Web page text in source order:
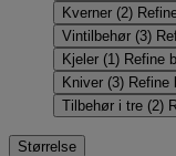
Kverner (2)
Vintilbehør (3)
Kjeler (1) Refine
Kniver (3) Refine
Tilbehør i tre (2)
Størrelse